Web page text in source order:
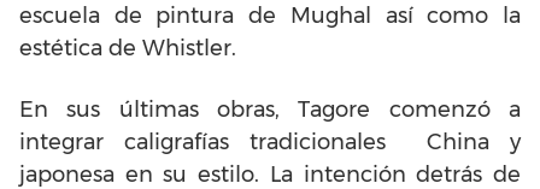
escuela de pintura de Mughal así como la
estética de Whistler.
En sus últimas obras, Tagore comenzó a
integrar caligrafías tradicionales China y
japonesa en su estilo. La intención detrás de